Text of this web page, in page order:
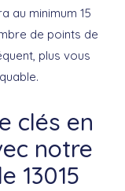
au minimum 15
de points de
plus vous
clés en
notre
13015